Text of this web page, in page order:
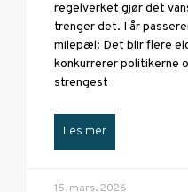
regelverket gjør det
trenger det. I år
milepæl: Det blir flere
konkurrerer politikerne
strengest
Les mer
15. mars, 2026